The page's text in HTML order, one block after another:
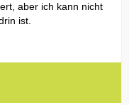
aber ich kann nicht
ist.